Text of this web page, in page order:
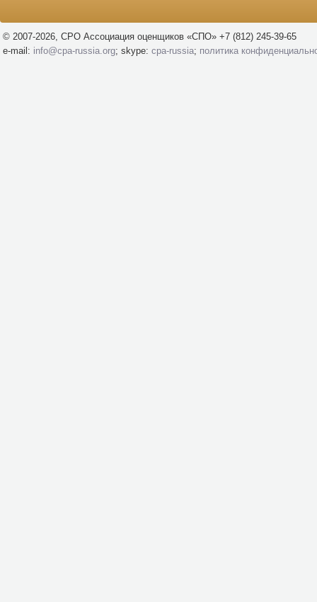
© 2007-2026, СРО Ассоциация оценщиков «СПО» +7 (812) 245-39-65
e-mail: info@cpa-russia.org; skype: cpa-russia; политика